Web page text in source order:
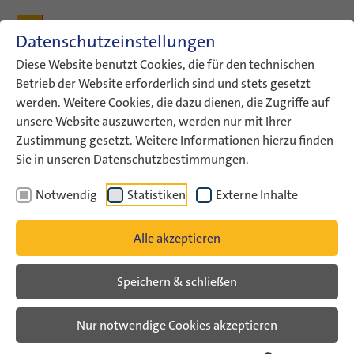
Datenschutzeinstellungen
Diese Website benutzt Cookies, die für den technischen
Betrieb der Website erforderlich sind und stets gesetzt
werden. Weitere Cookies, die dazu dienen, die Zugriffe auf
unsere Website auszuwerten, werden nur mit Ihrer
Zustimmung gesetzt. Weitere Informationen hierzu finden
Sie in unseren Datenschutzbestimmungen.
Notwendig Statistiken Externe Inhalte
Alle akzeptieren
Speichern & schließen
Nur notwendige Cookies akzeptieren
ConAct Aktuelles Shmuel Lederman
Israel nach dem 7. Oktober –
Stimmen aus Jugendarbeit und
Gesellschaft
Veranstaltungsarchiv
Online-Gespräch mit Shmuel Lederman
**English version below**